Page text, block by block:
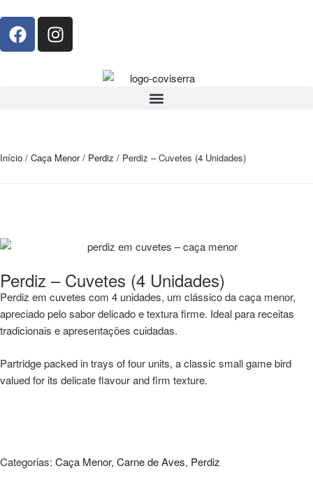
Início / Caça Menor/ Perdiz / Perdiz – Cuvetes (4 Unidades)
Perdiz – Cuvetes (4 Unidades)
Perdiz em cuvetes com 4 unidades, um clássico da caça menor,
apreciado pelo sabor delicado e textura firme. Ideal para receitas
tradicionais e apresentações cuidadas.
Partridge packed in trays of four units, a classic small game bird
valued for its delicate flavour and firm texture.
Categorias: Caça Menor, Carne de Aves, Perdiz